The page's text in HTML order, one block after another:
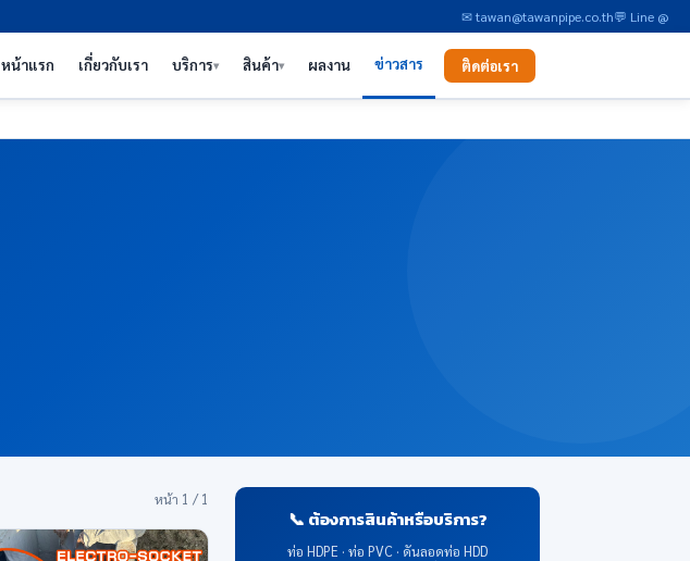
✉ tawan@tawanpipe.co.th💬 Line @
หน้าแรก เกี่ยวกับเรา บริการ▾ สินค้า▾ ผลงาน ข่าวสาร ติดต่อเรา
หน้า 1 / 1
📞 ต้องการสินค้าหรือบริการ?
ท่อ HDPE · ท่อ PVC · ดันลอดท่อ HDD